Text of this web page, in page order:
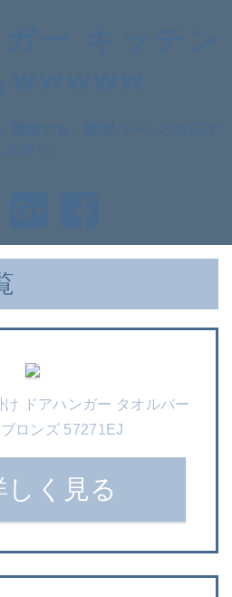
ドアハンガー タオルバー
ロンズ 57271EJ
しく見る